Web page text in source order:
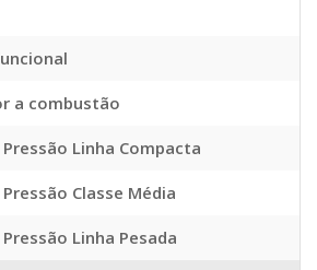
a combustão
Linha Compacta
Classe Média
Linha Pesada